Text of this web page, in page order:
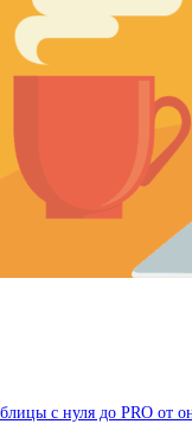
с нуля до PRO